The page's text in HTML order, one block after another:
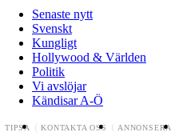
Senaste nytt
Svenskt
Kungligt
Hollywood & Världen
Politik
Vi avslöjar
Kändisar A-Ö
TIPSA KONTAKTA OSS ANNONSERA